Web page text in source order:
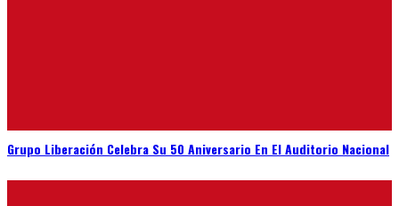
Grupo Liberación Celebra Su 50 Aniversario En El Auditorio Nacional